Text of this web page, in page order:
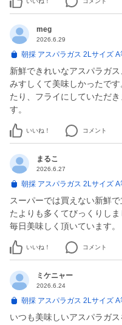
meg
2026.6.29
朝採 アスパラガス 2Lサイズ A
新鮮できれいなアスパラガ
みすしくて美味しかったで
たり、フライにしていただ
す。
いいね！ コメント
まるこ
2026.6.27
朝採 アスパラガス 2Lサイズ A
スーパーでは買えない新鮮
たよりも多くてびっくりし
毎日美味しく頂いています。
いいね！ コメント
ミケニャー
2026.6.24
朝採 アスパラガス 2Lサイズ A
いつも美味しいアスパラガ